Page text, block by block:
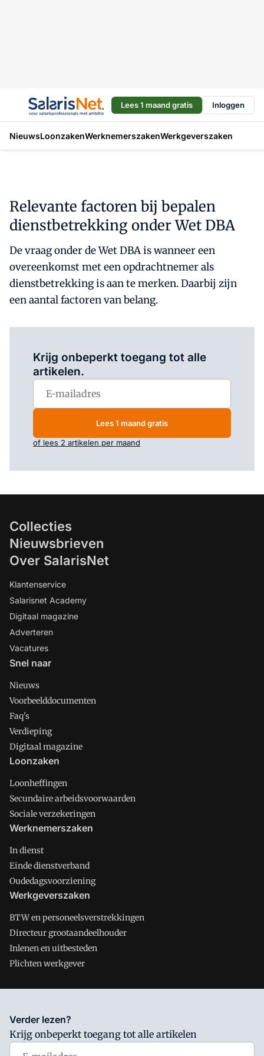
Lees 1 maand gratis Inloggen
NieuwsLoonzakenWerknemerszakenWerkgeverszaken
Relevante factoren bij bepalen
dienstbetrekking onder Wet DBA
De vraag onder de Wet DBA is wanneer een
overeenkomst met een opdrachtnemer als
dienstbetrekking is aan te merken. Daarbij zijn
een aantal factoren van belang.
Krijg onbeperkt toegang tot alle
artikelen.
Lees 1 maand gratis
of lees 2 artikelen per maand
Collecties
Nieuwsbrieven
Over SalarisNet
Klantenservice
Salarisnet Academy
Digitaal magazine
Adverteren
Vacatures
Snel naar
Nieuws
Voorbeelddocumenten
Faq's
Verdieping
Digitaal magazine
Loonzaken
Loonheffingen
Secundaire arbeidsvoorwaarden
Sociale verzekeringen
Werknemerszaken
In dienst
Einde dienstverband
Oudedagsvoorziening
Werkgeverszaken
BTW en personeelsverstrekkingen
Directeur grootaandeelhouder
Inlenen en uitbesteden
Plichten werkgever
Salarisnet is onderdeel van VMN media. Lees in
waar VMN media voor staat. Op gebruik van deze site zijn de
volgende regelingen van toepassing:Algemene Voorwaarden
Verder lezen?
Krijg onbeperkt toegang tot alle artikelen